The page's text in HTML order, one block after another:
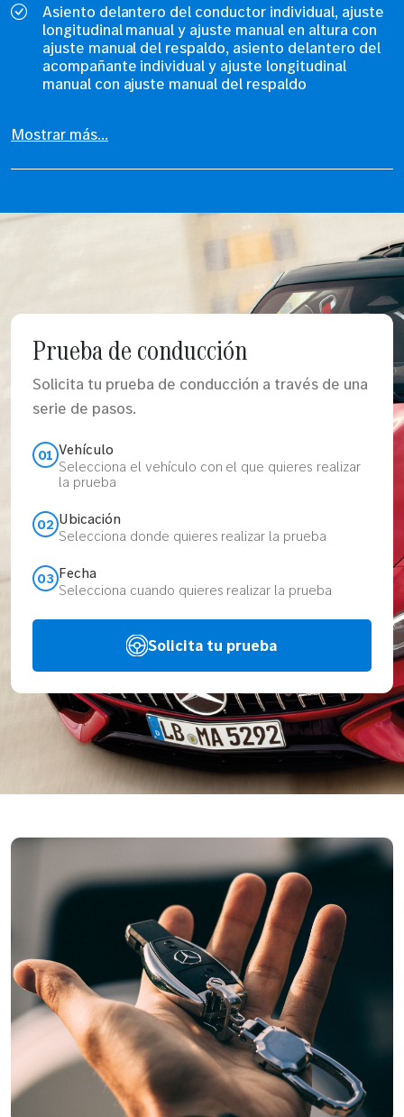
Asiento delantero del conductor individual, ajuste
longitudinal manual y ajuste manual en altura con
ajuste manual del respaldo, asiento delantero del
acompañante individual y ajuste longitudinal
manual con ajuste manual del respaldo
Mostrar más...
Prueba de conducción
Solicita tu prueba de conducción a través de una
serie de pasos.
01 Vehículo
Selecciona el vehículo con el que quieres realizar
la prueba
02 Ubicación
Selecciona donde quieres realizar la prueba
03 Fecha
Selecciona cuando quieres realizar la prueba
Solicita tu prueba